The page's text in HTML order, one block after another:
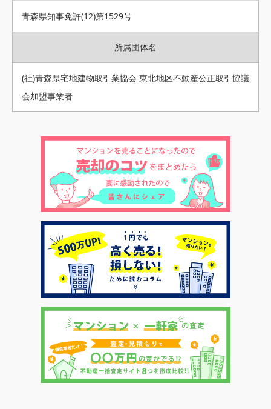
青森県知事免許(12)第1529号
所属団体名
(社)青森県宅地建物取引業協会 東北地区不動産公正取引協議
会加盟事業者